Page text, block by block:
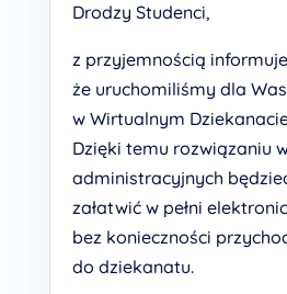
Drodzy Studenci,
z przyjemnością
że uruchomiliśmy dla
w Wirtualnym
Dzięki temu rozwiązaniu
administracyjnych
załatwić w pełni
bez konieczności
do dziekanatu.